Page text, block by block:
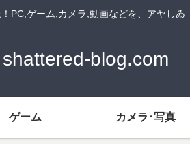
PC,ゲーム,カメラ,動画などを、アヤしゐ
shattered-blog.com
ゲーム カメラ･写真